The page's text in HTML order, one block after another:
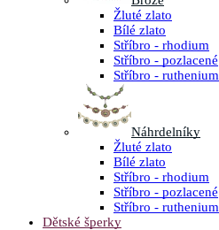
Žluté zlato
Bílé zlato
Stříbro - rhodium
Stříbro - pozlacené
Stříbro - ruthenium
Náhrdelníky
Žluté zlato
Bílé zlato
Stříbro - rhodium
Stříbro - pozlacené
Stříbro - ruthenium
Dětské šperky